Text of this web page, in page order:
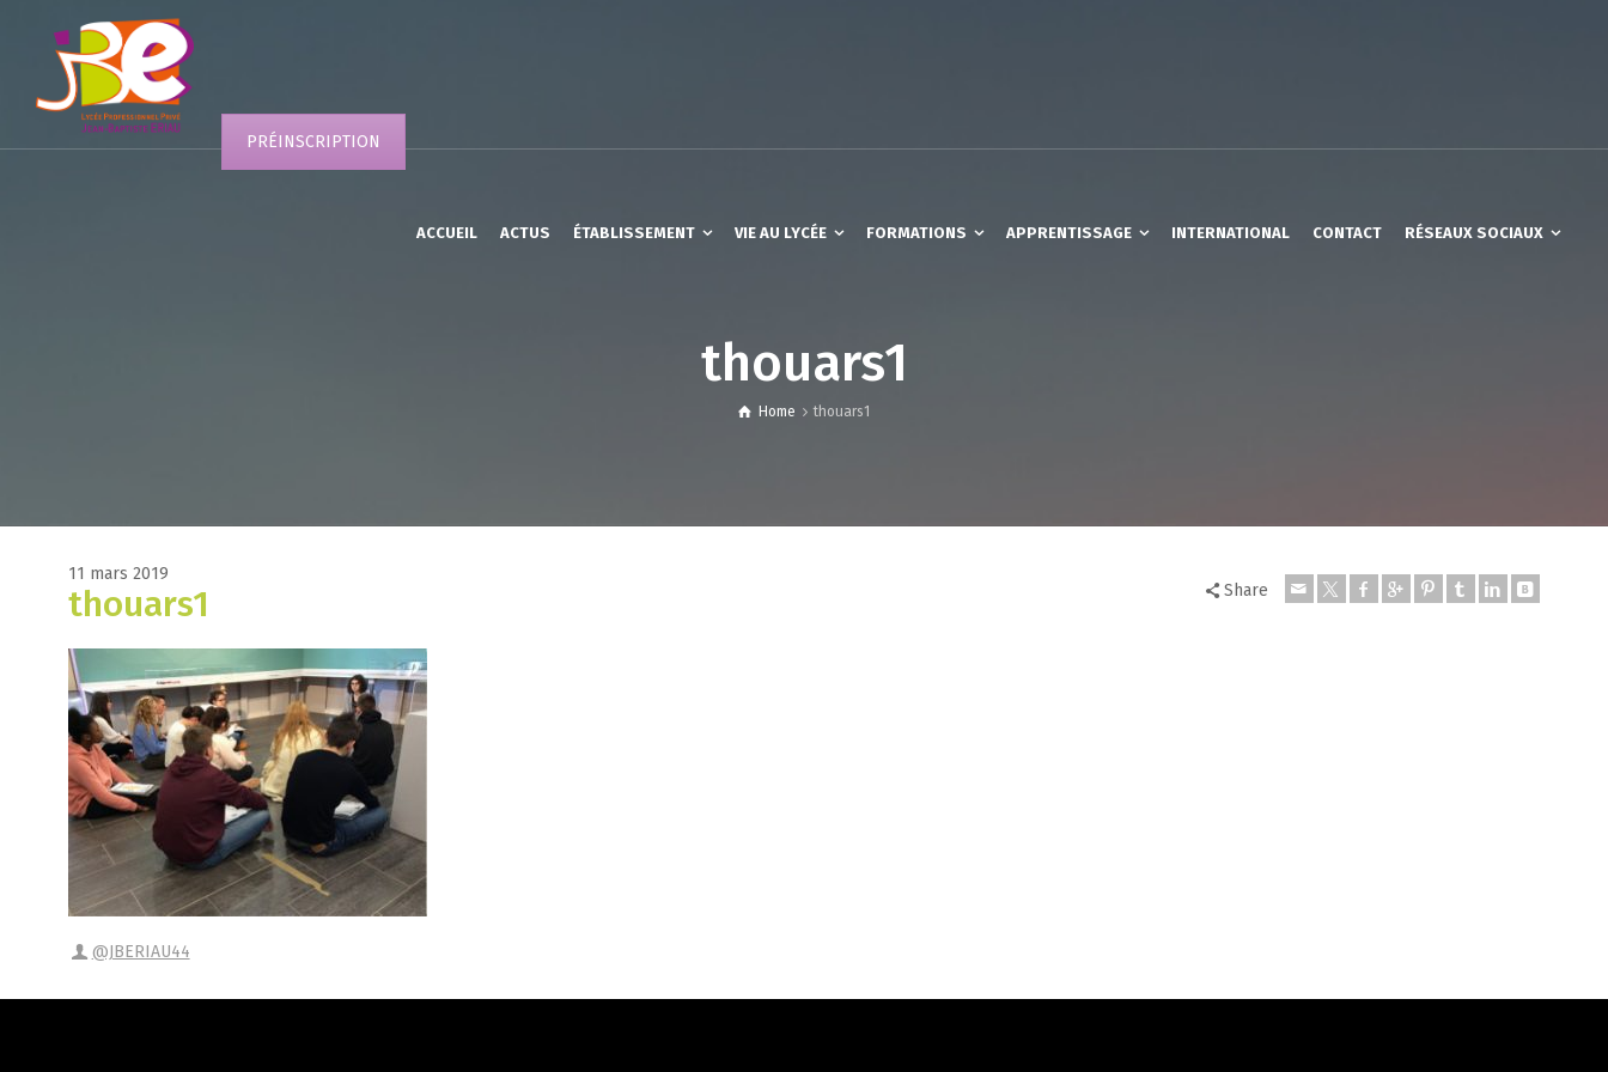
PRÉINSCRIPTION
ACCUEIL ACTUS ÉTABLISSEMENT VIE AU LYCÉE FORMATIONS APPRENTISSAGE INTERNATIONAL CONTACT RÉSEAUX SOCIAUX
thouars1
Home thouars1
11 mars 2019
thouars1 Share
@JBERIAU44